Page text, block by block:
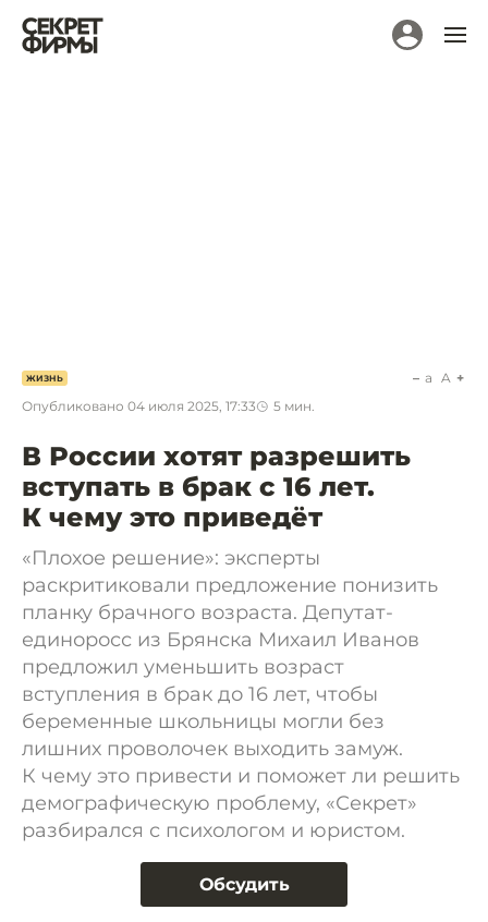
ЖИЗНЬ
Опубликовано 04 июля 2025, 17:33 5 мин.
a A
В России хотят разрешить
вступать в брак с 16 лет.
К чему это приведёт
«Плохое решение»: эксперты
раскритиковали предложение понизить
планку брачного возраста. Депутат-
единоросс из Брянска Михаил Иванов
предложил уменьшить возраст
вступления в брак до 16 лет, чтобы
беременные школьницы могли без
лишних проволочек выходить замуж.
К чему это привести и поможет ли решить
демографическую проблему, «Секрет»
разбирался с психологом и юристом.
Обсудить